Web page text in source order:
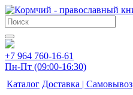
+7 964 760-16-61
Пн-Пт (09:00-16:30)
Каталог Доставка | Самовывоз